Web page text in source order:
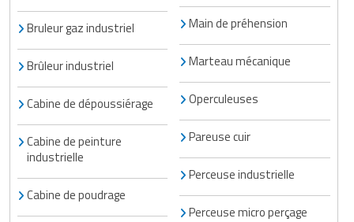
Table de cuisson professionnelle
Tables de préparation réfrigérées
Ustensile de cuisine
Vaisselle restaurant
Vitrines réfrigérées
Bruleur gaz industriel
Brûleur industriel
Cabine de dépoussiérage
Cabine de peinture
industrielle
Cabine de poudrage
Main de préhension
Marteau mécanique
Operculeuses
Pareuse cuir
Perceuse industrielle
Perceuse micro perçage